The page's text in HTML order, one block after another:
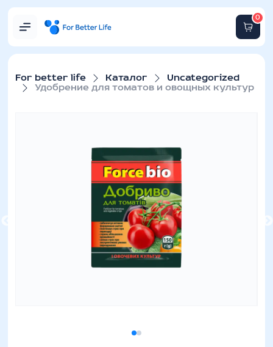
0
For better life Каталог
Uncategorized
Удобрение для томатов и овощных культур